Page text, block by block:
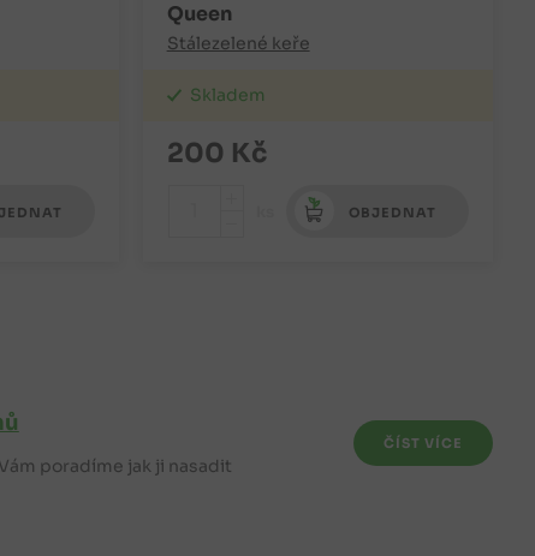
Queen
Stálezelené keře
Skladem
200 Kč
OBJEDNAT
poradíme jak ji nasadit
ČÍST VÍCE